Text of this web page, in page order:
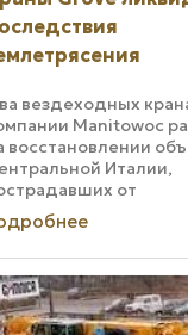
вездеходных
Manitowoc
восстановлении
Италии,
от
6
землетрясения.
GMK5220
работах по